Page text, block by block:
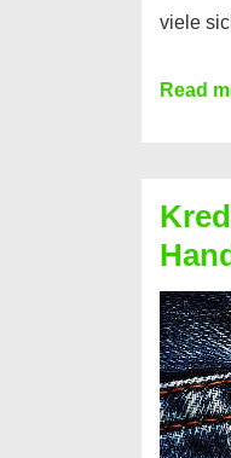
viele
Konto
trotz
möglich
Read